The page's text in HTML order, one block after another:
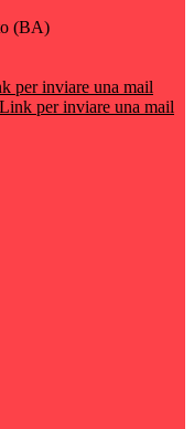
(BA)
per inviare una mail
Link per inviare una mail